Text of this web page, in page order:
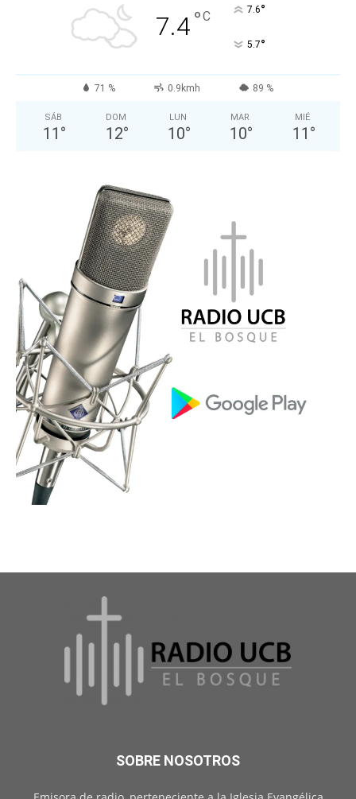
7.4°C 7.6°
5.7°
71 % 0.9kmh 89 %
SÁB
11 °
DOM
12°
LUN
10°
MAR
10°
MIÉ
11 °
SOBRE NOSOTROS